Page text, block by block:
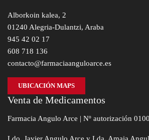
Alborkoin kalea, 2
01240 Alegria-Dulantzi, Araba
945 42 02 17
608 718 136
contacto@farmaciaanguloarce.es
UBICACIÓN MAPS
Venta de Medicamentos
Farmacia Angulo Arce | Nº autorización